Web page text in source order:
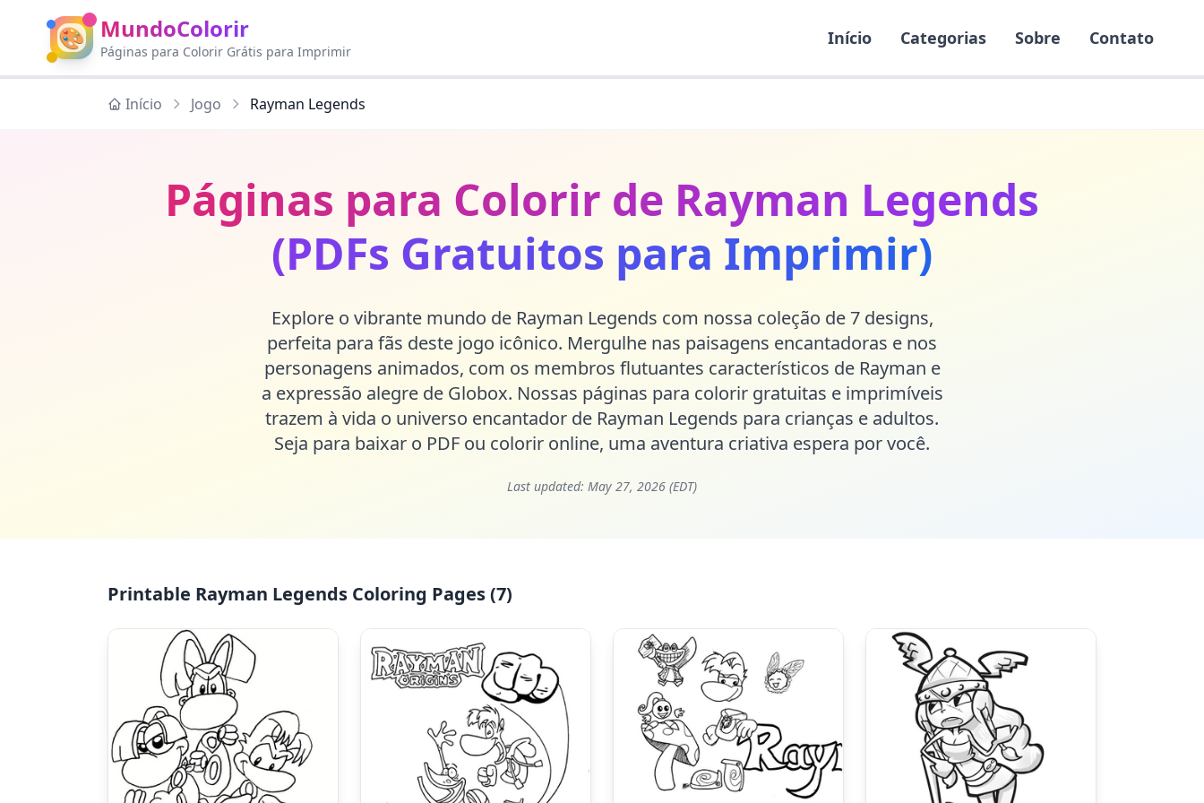
🎨 MundoColorir
Páginas para Colorir Grátis para Imprimir
Início Categorias Sobre Contato
Início Jogo Rayman Legends
Páginas para Colorir de Rayman Legends
(PDFs Gratuitos para Imprimir)
Explore o vibrante mundo de Rayman Legends com nossa coleção de 7 designs,
perfeita para fãs deste jogo icônico. Mergulhe nas paisagens encantadoras e nos
personagens animados, com os membros flutuantes característicos de Rayman e
a expressão alegre de Globox. Nossas páginas para colorir gratuitas e imprimíveis
trazem à vida o universo encantador de Rayman Legends para crianças e adultos.
Seja para baixar o PDF ou colorir online, uma aventura criativa espera por você.
Last updated: May 27, 2026 (EDT)
Printable Rayman Legends Coloring Pages (7)